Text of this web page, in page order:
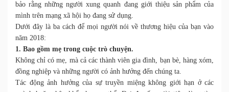
bảo rằng những người xung quanh đang giới thiệu sản phẩm của
mình trên mạng xã hội họ đang sử dụng.
Dưới đây là ba cách để mọi người nói về thương hiệu của bạn vào
năm 2018:
1. Bao gồm mẹ trong cuộc trò chuyện.
Không chỉ có mẹ, mà cả các thành viên gia đình, bạn bè, hàng xóm,
đồng nghiệp và những người có ảnh hưởng đến chúng ta.
Tác động ảnh hưởng của sự truyền miệng không giới hạn ở các